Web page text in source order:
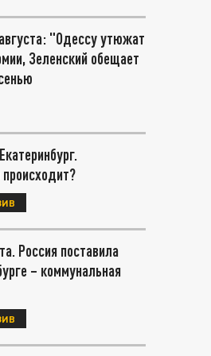
"Одессу утюжат
Зеленский обещает
Россия поставила
– коммунальная